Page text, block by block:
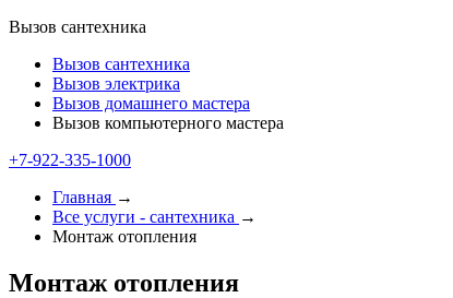
Вызов сантехника
Вызов сантехника
Вызов электрика
Вызов домашнего мастера
Вызов компьютерного мастера
+7-922-335-1000
Главная →
Все услуги - cантехника →
Монтаж отопления
Монтаж отопления